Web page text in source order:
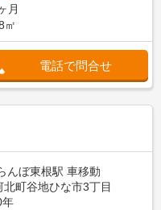
月
㎡
電話で問合せ
んぼ東根駅 車移動
町谷地ひな市3丁目
年